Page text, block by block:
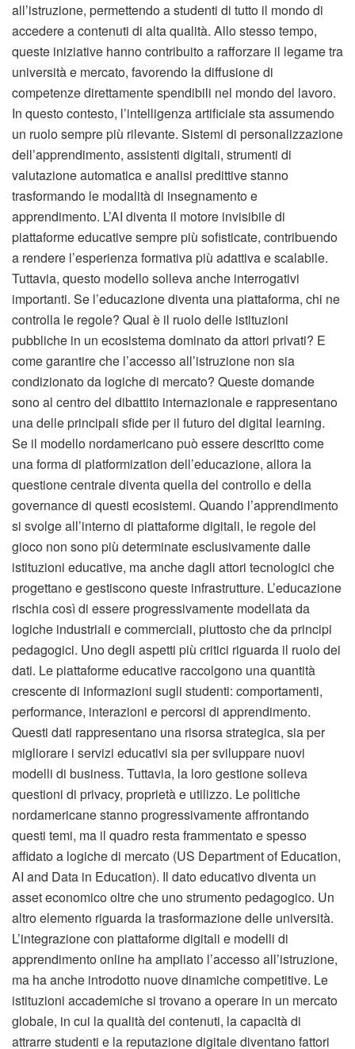
all’istruzione, permettendo a studenti di tutto il mondo di
accedere a contenuti di alta qualità. Allo stesso tempo,
queste iniziative hanno contribuito a rafforzare il legame tra
università e mercato, favorendo la diffusione di
competenze direttamente spendibili nel mondo del lavoro.
In questo contesto, l’intelligenza artificiale sta assumendo
un ruolo sempre più rilevante. Sistemi di personalizzazione
dell’apprendimento, assistenti digitali, strumenti di
valutazione automatica e analisi predittive stanno
trasformando le modalità di insegnamento e
apprendimento. L’AI diventa il motore invisibile di
piattaforme educative sempre più sofisticate, contribuendo
a rendere l’esperienza formativa più adattiva e scalabile.
Tuttavia, questo modello solleva anche interrogativi
importanti. Se l’educazione diventa una piattaforma, chi ne
controlla le regole? Qual è il ruolo delle istituzioni
pubbliche in un ecosistema dominato da attori privati? E
come garantire che l’accesso all’istruzione non sia
condizionato da logiche di mercato? Queste domande
sono al centro del dibattito internazionale e rappresentano
una delle principali sfide per il futuro del digital learning.
Se il modello nordamericano può essere descritto come
una forma di platformization dell’educazione, allora la
questione centrale diventa quella del controllo e della
governance di questi ecosistemi. Quando l’apprendimento
si svolge all’interno di piattaforme digitali, le regole del
gioco non sono più determinate esclusivamente dalle
istituzioni educative, ma anche dagli attori tecnologici che
progettano e gestiscono queste infrastrutture. L’educazione
rischia così di essere progressivamente modellata da
logiche industriali e commerciali, piuttosto che da principi
pedagogici. Uno degli aspetti più critici riguarda il ruolo dei
dati. Le piattaforme educative raccolgono una quantità
crescente di informazioni sugli studenti: comportamenti,
performance, interazioni e percorsi di apprendimento.
Questi dati rappresentano una risorsa strategica, sia per
migliorare i servizi educativi sia per sviluppare nuovi
modelli di business. Tuttavia, la loro gestione solleva
questioni di privacy, proprietà e utilizzo. Le politiche
nordamericane stanno progressivamente affrontando
questi temi, ma il quadro resta frammentato e spesso
affidato a logiche di mercato (US Department of Education,
AI and Data in Education). Il dato educativo diventa un
asset economico oltre che uno strumento pedagogico. Un
altro elemento riguarda la trasformazione delle università.
L’integrazione con piattaforme digitali e modelli di
apprendimento online ha ampliato l’accesso all’istruzione,
ma ha anche introdotto nuove dinamiche competitive. Le
istituzioni accademiche si trovano a operare in un mercato
globale, in cui la qualità dei contenuti, la capacità di
attrarre studenti e la reputazione digitale diventano fattori